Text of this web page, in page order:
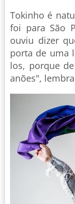
Tokinho é
foi para São
ouviu dizer
porta de uma
los, porque
anões",